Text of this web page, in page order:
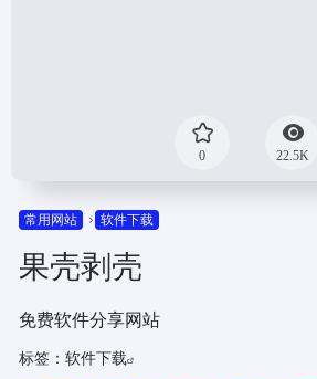
0 22.5K
常用网站 软件下载
果壳剥壳
免费软件分享网站
标签： 软件下载